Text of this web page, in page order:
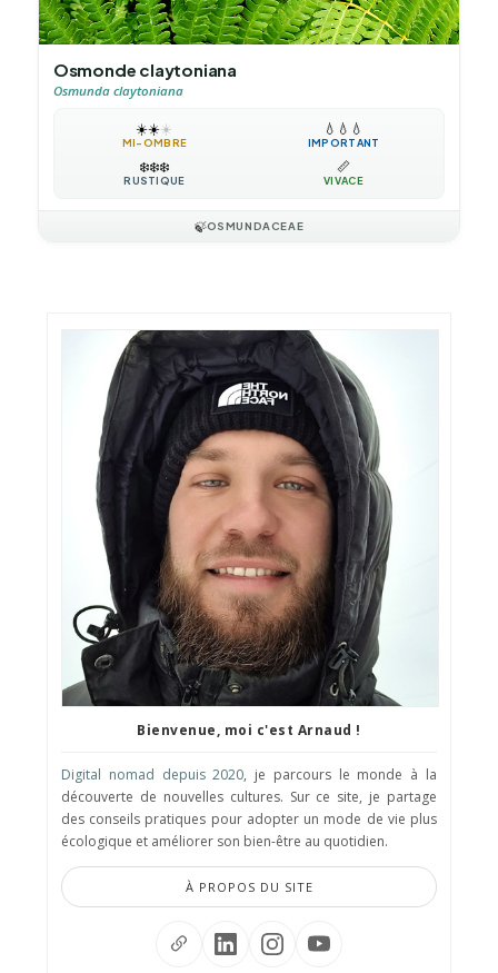
Osmonde claytoniana
Osmunda claytoniana
☀️☀️☀️
MI-OMBRE
💧 💧 💧
IMPORTANT
❄️❄️❄️
RUSTIQUE
📏
VIVACE
🍃OSMUNDACEAE
Bienvenue, moi c'est Arnaud !
Digital nomad depuis 2020, je parcours le monde à la
découverte de nouvelles cultures. Sur ce site, je partage
des conseils pratiques pour adopter un mode de vie plus
écologique et améliorer son bien-être au quotidien.
À PROPOS DU SITE